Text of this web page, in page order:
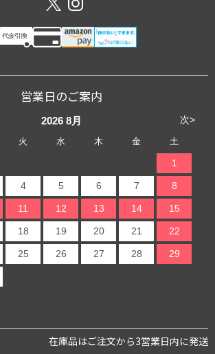
営業日のご案内
次>
2026 8月
火 水 木 金 土
1
4 5 6 7 8
11 12 13 14 15
18 19 20 21 22
25 26 27 28 29
在庫品はご注文から3営業日内に発送